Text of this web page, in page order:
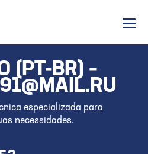
(PT-BR) –
especializada para
necessidades.